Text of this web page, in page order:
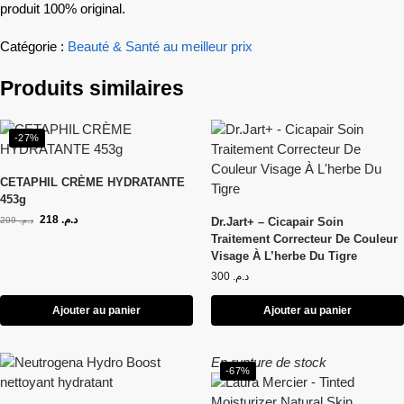
produit 100% original.
Catégorie : Beauté & Santé au meilleur prix
Produits similaires
-27%
CETAPHIL CRÈME HYDRATANTE
453g
د.م.299 د.م.
Ajouter au panier
Dr.Jart+ – Cicapair Soin
Traitement Correcteur De Couleur
Visage À L’herbe Du Tigre
د.م.
Ajouter au panier
-67%
En rupture de stock